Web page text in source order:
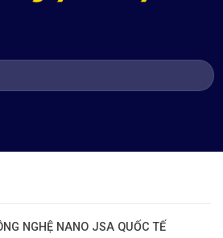
NGHỆ NANO JSA QUỐC TẾ